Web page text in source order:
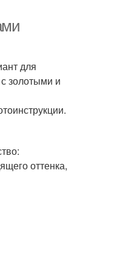
для
золотыми и
оттенка,